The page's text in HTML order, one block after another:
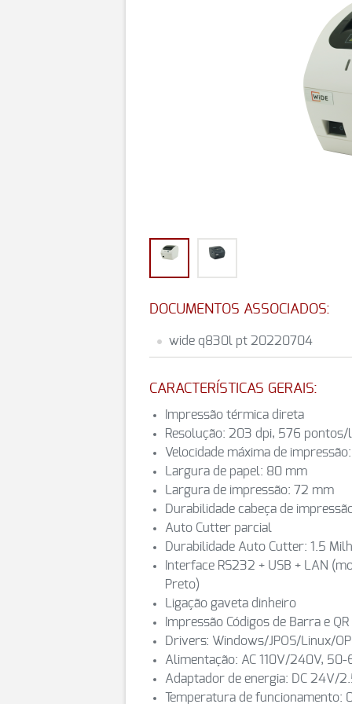
DOCUMENTOS ASSOCIADOS:
wide q830l pt 20220704
CARACTERÍSTICAS GERAIS:
Impressão térmica direta
Resolução: 203 dpi, 576 pontos/
Velocidade máxima de
Largura de papel: 80 mm
Largura de impressão: 72 mm
Durabilidade cabeça de
Auto Cutter parcial
Durabilidade Auto Cutter: 1.5
Interface RS232 + USB + LAN
Preto)
Ligação gaveta dinheiro
Impressão Códigos de Barra e QR
Drivers: Windows/JPOS/Linux/
Alimentação: AC 110V/240V, 50-
Adaptador de energia: DC 24V/
Temperatura de funcionamento: